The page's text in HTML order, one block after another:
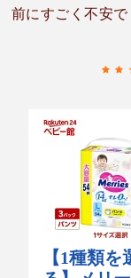
前にすごく不安
説明してくれま
語を話して、そ
名前が忘れまし
りがとうござい